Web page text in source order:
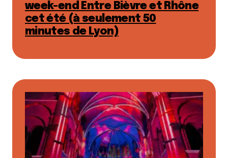
week-end Entre Bièvre et Rhône
cet été (à seulement 50
minutes de Lyon)